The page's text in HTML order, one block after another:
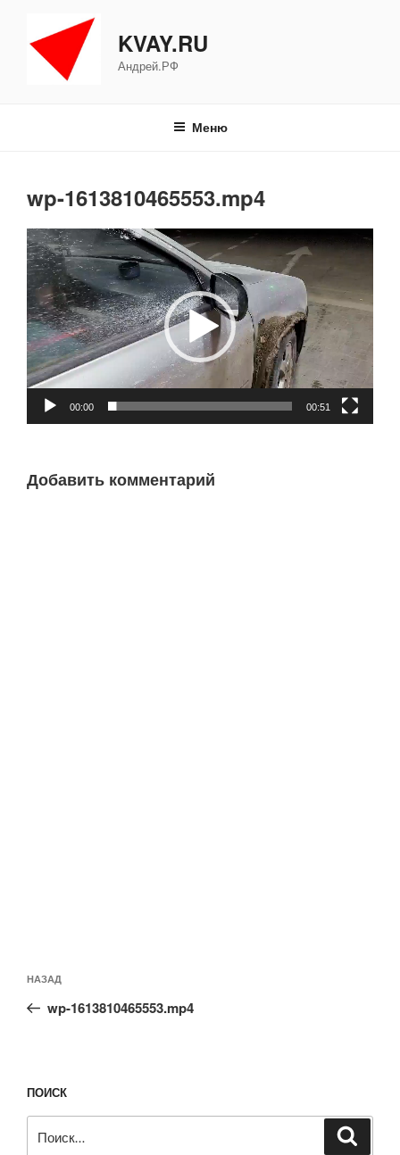
содержимому
KVAY.RU
Андрей.РФ
Меню
wp-1613810465553.mp4
Видеоплеер
00:00 00:51
Добавить комментарий
по
записям
Предыдущая
запись:
НАЗАД
wp-1613810465553.mp4
ПОИСК